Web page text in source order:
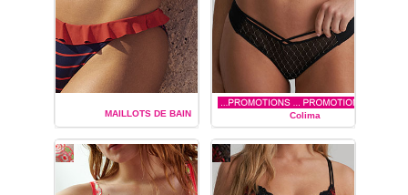
MAILLOTS DE BAIN
MARIE JO
Colima
MARIE JO